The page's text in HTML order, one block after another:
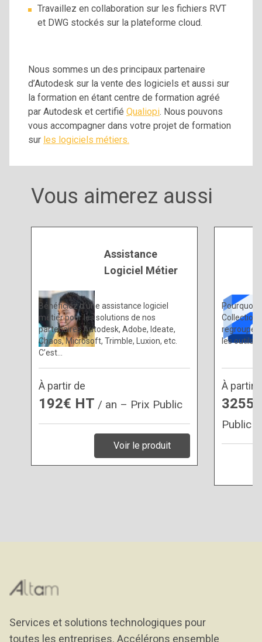
Travaillez en collaboration sur les fichiers RVT
et DWG stockés sur la plateforme cloud.
Nous sommes un des principaux partenaire
d’Autodesk sur la vente des logiciels et aussi sur
la formation en étant centre de formation agréé
par Autodesk et certifié Qualiopi. Nous pouvons
vous accompagner dans votre projet de formation
sur les logiciels métiers.
Vous aimerez aussi
Assistance
Logiciel Métier
Bénéficiez d’une assistance logiciel
métier pour les solutions de nos
partenaires Autodesk, Adobe, Ideate,
Chaos, Microsoft, Trimble, Luxion, etc.
C’est…
À partir de
192€ HT / an – Prix Public
Voir le produit
Pourquoi
Collection
regroupe
les outils
À partir
Public
Services et solutions technologiques pour
toutes les entreprises. Accélérons ensemble